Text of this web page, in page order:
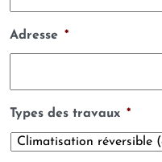
Adresse *
Types des travaux *